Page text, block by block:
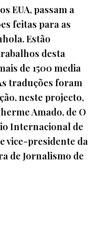
EUA, passam a
feitas para as
Estão
desta
de 1500 media
traduções foram
neste projecto,
Amado, de O
Internacional de
vice-presidente da
de Jornalismo de